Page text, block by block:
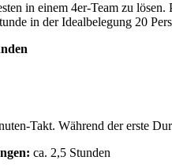
in einem 4er-Team zu
in der Idealbelegung 20
Takt. Während der erste
ca. 2,5 Stunden